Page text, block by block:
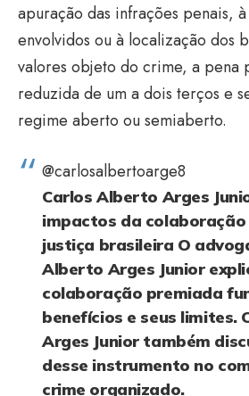
apuração das infrações penais,
envolvidos ou à localização dos
valores objeto do crime, a pena
reduzida de um a dois terços e
regime aberto ou semiaberto.
@carlosalbertoarge8
Carlos Alberto Arges
impactos da
justiça brasileira O
Alberto Arges Junior
colaboração premiada
benefícios e seus limites.
Arges Junior também
desse instrumento no
crime organizado.